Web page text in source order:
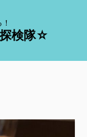
検隊☆